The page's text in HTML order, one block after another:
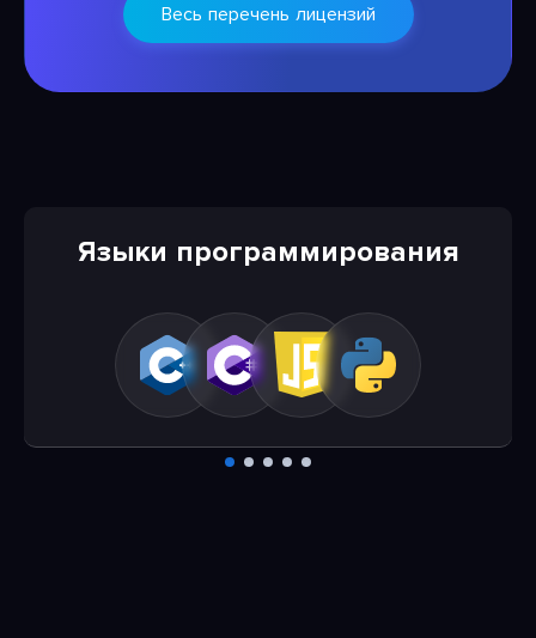
Весь перечень лицензий
Языки программирования